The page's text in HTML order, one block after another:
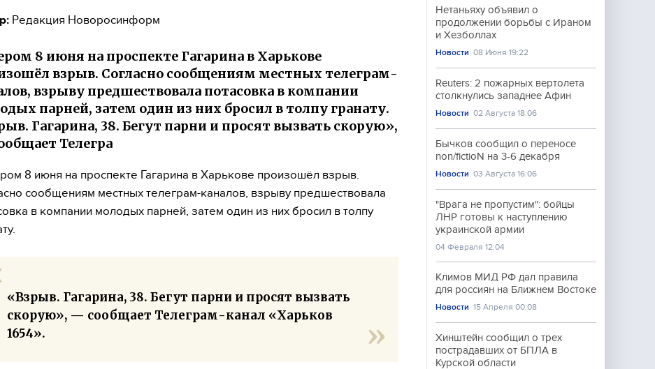
Редакция Новоросинформ
8 июня на проспекте Гагарина в Харькове
взрыв. Согласно сообщениям местных телеграм-
взрыву предшествовала потасовка в компании
парней, затем один из них бросил в толпу гранату.
Гагарина, 38. Бегут парни и просят вызвать скорую»,
Телегра
8 июня на проспекте Гагарина в Харькове произошёл взрыв.
сообщениям местных телеграм-каналов, взрыву предшествовала
в компании молодых парней, затем один из них бросил в толпу
«Взрыв. Гагарина, 38. Бегут парни и просят вызвать
скорую», — сообщает Телеграм-канал «Харьков
1654».
Нетаньяху объявил о
продолжении борьбы с Ираном
и Хезболлах
Новости 08 Июня 19:22
Reuters: 2 пожарных вертолета
столкнулись западнее Афин
Новости 02 Августа 18:06
Бычков сообщил о переносе
non/fictioN на 3-6 декабря
Новости 03 Августа 16:06
"Врага не пропустим": бойцы
ЛНР готовы к наступлению
украинской армии
04 Февраля 12:04
Климов МИД РФ дал правила
для россиян на Ближнем Востоке
Новости 15 Апреля 00:08
Хинштейн сообщил о трех
пострадавших от БПЛА в
Курской области